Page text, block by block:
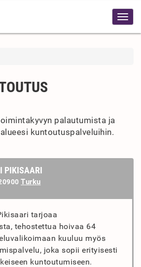
palautumista ja
kuntoutuspalveluihin.
PIKISAARI
Turku
tarjoaa
tehostettua hoivaa 64
kuuluu myös
joka sopii erityisesti
kuntoutumiseen.